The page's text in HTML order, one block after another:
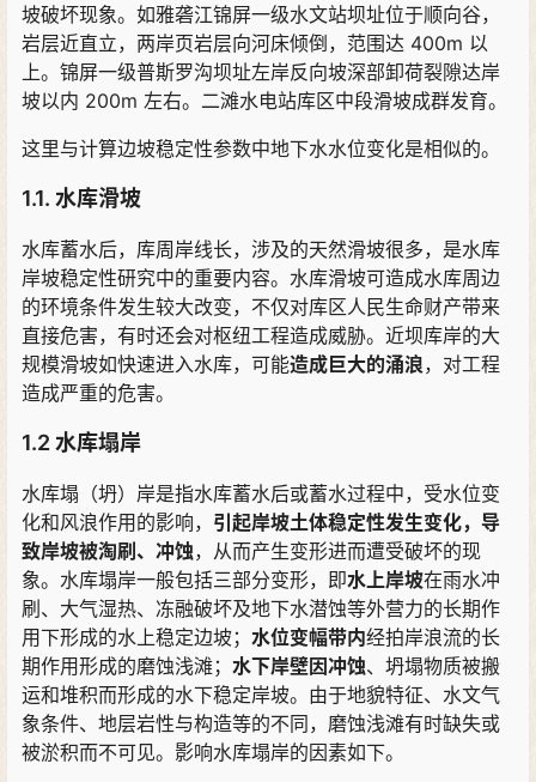
坡破坏现象。 如雅砻江锦屏一级水文站坝址位于顺向谷，
岩层近直立， 两岸页岩层向河床倾倒 ， 范围达 400m 以
上。 锦屏一级普斯罗沟坝址左岸反向坡深部卸荷裂隙达岸
坡以内 200m 左右。 二滩水电站库区中段滑坡成群发育。
这里与计算边坡稳定性参数中地下水水位变化是相似的。
1.1. 水库滑坡
水库蓄水后， 库周岸线长， 涉及的天然滑坡很多， 是水库
岸坡稳定性研究中的重要内容。 水库滑坡可造成水库周边
的环境条件发生较大改变， 不仅对库区人民生命财产带来
直接危害， 有时还会对枢纽工程造成威胁。 近坝库岸的大
规模滑坡如快速进入水库， 可能造成巨大的涌浪， 对工程
造成严重的危害。
1.2 水库塌岸
水库塌 （坍） 岸是指水库蓄水后或蓄水过程中， 受水位变
化和风浪作用的影响， 引起岸坡土体稳定性发生变化， 导
致岸坡被淘刷 、 冲蚀， 从而产生变形进而遭受破坏的现
象。 水库塌岸一般包括三部分变形， 即水上岸坡在雨水冲
刷 、 大气湿热、 冻融破坏及地下水潜蚀等外营力的长期作
用下形成的水上稳定边坡； 水位变幅带内经拍岸浪流的长
期作用形成的磨蚀浅滩； 水下岸壁因冲蚀、 坍塌物质被搬
运和堆积而形成的水下稳定岸坡。 由于地貌特征、 水文气
象条件、 地层岩性与构造等的不同 ， 磨蚀浅滩有时缺失或
被淤积而不可见。 影响水库塌岸的因素如下。